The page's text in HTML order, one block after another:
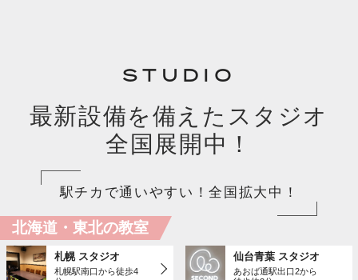
STUDIO
最新設備を備えたスタジオ
全国展開中！
駅チカで通いやすい！全国拡大中！
北海道・東北の教室
札幌 スタジオ
札幌駅南口から徒歩4
仙台青葉 スタジオ
あおば通駅出口2から